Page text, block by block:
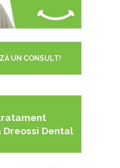
UN CONSULT!
Dental